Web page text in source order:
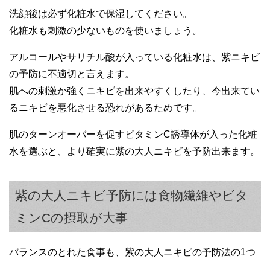
洗顔後は必ず化粧水で保湿してください。
化粧水も刺激の少ないものを使いましょう。
アルコールやサリチル酸が入っている化粧水は、紫ニキビ
の予防に不適切と言えます。
肌への刺激か強くニキビを出来やすくしたり、今出来てい
るニキビを悪化させる恐れがあるためです。
肌のターンオーバーを促すビタミンC誘導体が入った化粧
水を選ぶと、より確実に紫の大人ニキビを予防出来ます。
紫の大人ニキビ予防には食物繊維やビタ
ミンCの摂取が大事
バランスのとれた食事も、紫の大人ニキビの予防法の1つ